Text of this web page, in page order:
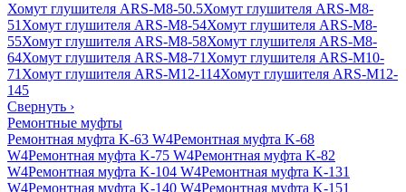
Хомут глушителя ARS-M8-50.5Хомут глушителя ARS-M8-
51 Хомут глушителя ARS-M8-54Хомут глушителя ARS-M8-
55Хомут глушителя ARS-M8-58Хомут глушителя ARS-M8-
64Хомут глушителя ARS-M8-71 Хомут глушителя ARS-M10-
71 Хомут глушителя ARS-M12-114Хомут глушителя ARS-M12-
145
Свернуть ›
Ремонтные муфты
Ремонтная муфта K-63 W4Ремонтная муфта K-68
W4Ремонтная муфта K-75 W4Ремонтная муфта K-82
W4Ремонтная муфта K-104 W4Ремонтная муфта K-131
W4Ремонтная муфта K-140 W4Ремонтная муфта K-151